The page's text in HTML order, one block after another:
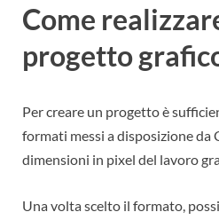
Come
progetto
Per creare un progetto è
formati messi a disposizione da
dimensioni in pixel del lavoro
Una volta scelto il formato,